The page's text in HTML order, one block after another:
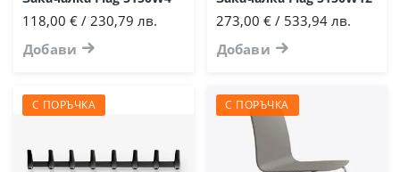
118,00 € / 230,79 лв.
Добави
273,00 € / 533,94 лв.
Добави
С ПОРЪЧКА С ПОРЪЧКА